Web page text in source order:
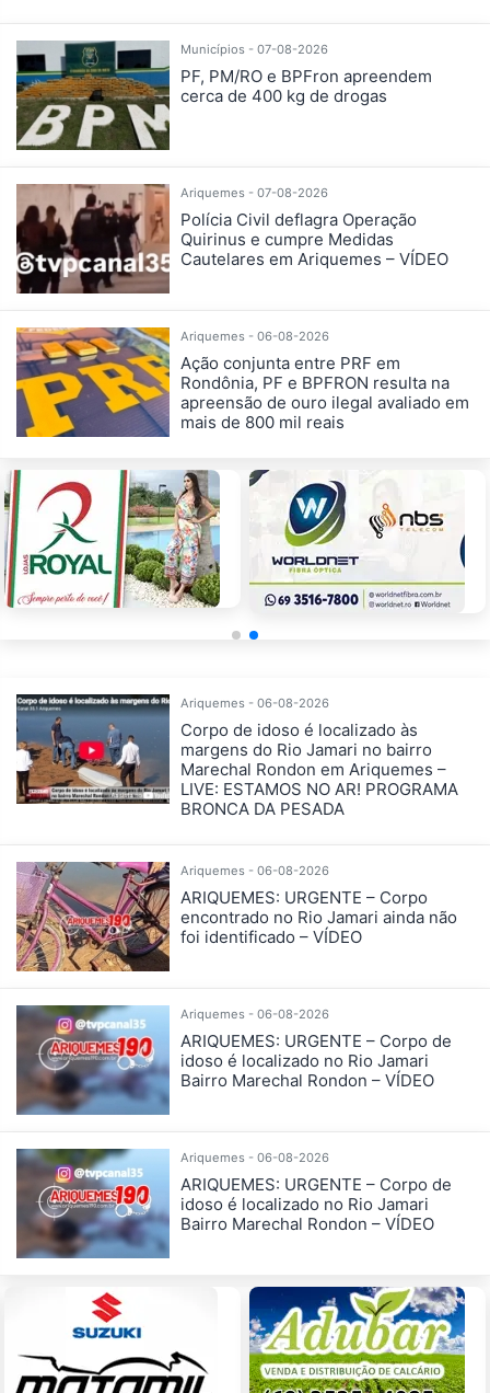
Municípios - 07-08-2026
PF, PM/RO e BPFron apreendem
cerca de 400 kg de drogas
Ariquemes - 07-08-2026
Polícia Civil deflagra Operação
Quirinus e cumpre Medidas
Cautelares em Ariquemes – VÍDEO
Ariquemes - 06-08-2026
Ação conjunta entre PRF em
Rondônia, PF e BPFRON resulta na
apreensão de ouro ilegal avaliado em
mais de 800 mil reais
Ariquemes - 06-08-2026
Corpo de idoso é localizado às
margens do Rio Jamari no bairro
Marechal Rondon em Ariquemes –
LIVE: ESTAMOS NO AR! PROGRAMA
BRONCA DA PESADA
Ariquemes - 06-08-2026
ARIQUEMES: URGENTE – Corpo
encontrado no Rio Jamari ainda não
foi identificado – VÍDEO
Ariquemes - 06-08-2026
ARIQUEMES: URGENTE – Corpo de
idoso é localizado no Rio Jamari
Bairro Marechal Rondon – VÍDEO
Ariquemes - 06-08-2026
ARIQUEMES: URGENTE – Corpo de
idoso é localizado no Rio Jamari
Bairro Marechal Rondon – VÍDEO